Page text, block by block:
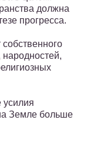
должна
прогресса.
собственного
народностей,
усилия
Земле больше